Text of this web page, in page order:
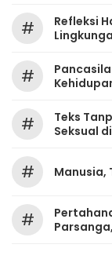
#
Refleksi
#
#
Teks
Seksual
# Manusia,
#